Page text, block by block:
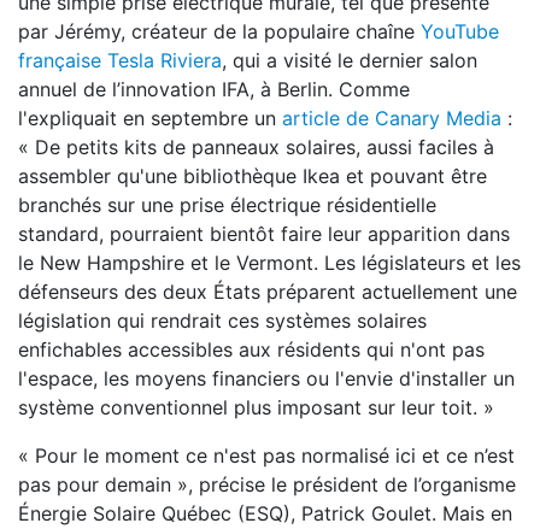
par Jérémy, créateur de la populaire chaîne YouTube
française Tesla Riviera, qui a visité le dernier salon
annuel de l’innovation IFA, à Berlin. Comme
l'expliquait en septembre un article de Canary Media :
« De petits kits de panneaux solaires, aussi faciles à
assembler qu'une bibliothèque Ikea et pouvant être
branchés sur une prise électrique résidentielle
standard, pourraient bientôt faire leur apparition dans
le New Hampshire et le Vermont. Les législateurs et les
défenseurs des deux États préparent actuellement une
législation qui rendrait ces systèmes solaires
enfichables accessibles aux résidents qui n'ont pas
l'espace, les moyens financiers ou l'envie d'installer un
système conventionnel plus imposant sur leur toit. »
« Pour le moment ce n'est pas normalisé ici et ce n’est
pas pour demain », précise le président de l’organisme
Énergie Solaire Québec (ESQ), Patrick Goulet. Mais en